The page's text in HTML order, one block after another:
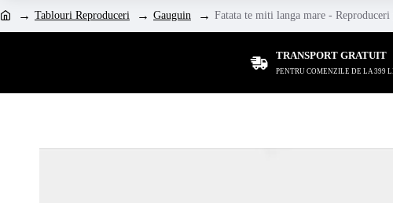
Tablouri Reproduceri Gauguin Fatata te miti langa mare -
TRANSPORT GRATUIT
PENTRU COMENZILE DE LA 399